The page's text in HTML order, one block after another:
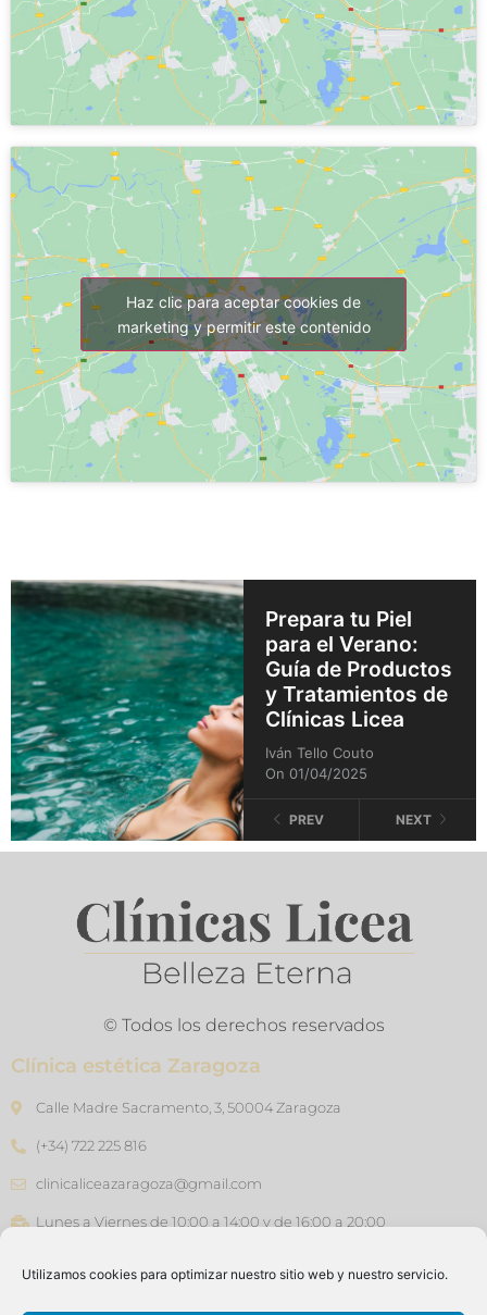
Utilizamos cookies para optimizar nuestro sitio web y nuestro servicio.
Haz clic para aceptar cookies de
marketing y permitir este contenido
Prepara tu Piel
para el Verano:
Guía de Productos
y Tratamientos de
Clínicas Licea
Iván Tello Couto
On 01/04/2025
PREV NEXT
© Todos los derechos reservados
Clínica estética Zaragoza
Calle Madre Sacramento, 3, 50004 Zaragoza
(+34) 722 225 816
clinicaliceazaragoza@gmail.com
Lunes a Viernes de 10:00 a 14:00 y de 16:00 a 20:00
Clínica estética Barcelona